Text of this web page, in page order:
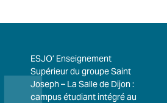
ESJO’ Enseignement
Supérieur du groupe Saint
Joseph – La Salle de Dijon :
campus étudiant intégré au